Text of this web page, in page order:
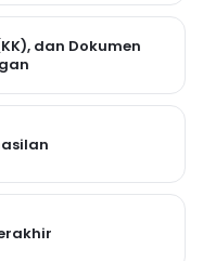
dan Dokumen